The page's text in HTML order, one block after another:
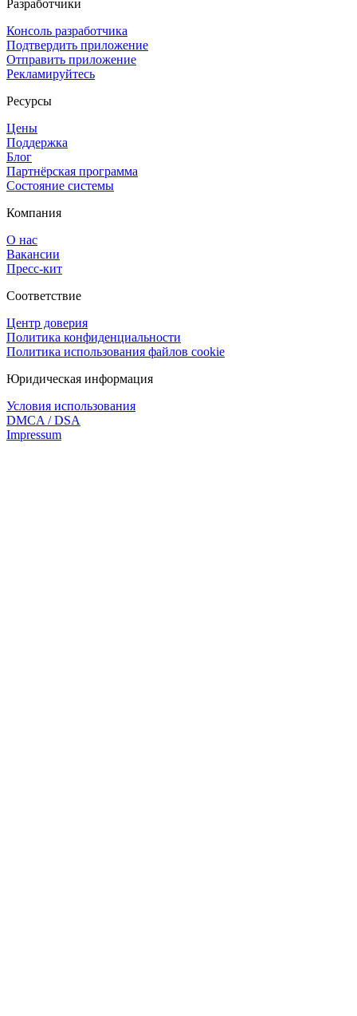
Разработчики
Консоль разработчика
Подтвердить приложение
Отправить приложение
Рекламируйтесь
Ресурсы
Цены
Поддержка
Блог
Партнёрская программа
Состояние системы
Компания
О нас
Вакансии
Пресс-кит
Соответствие
Центр доверия
Политика конфиденциальности
Политика использования файлов cookie
Юридическая информация
Условия использования
DMCA / DSA
Impressum